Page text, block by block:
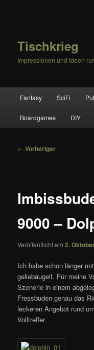
Tischkrieg
Impressionen und Ideen
Fantasy SciFi
Boardgames DIY
Beitragsnavigation
← Vorheriger
9000 –
Veröffentlicht am2.
Ich habe schon länger
geliebäugelt. Für meine
Szenerie in einem
Fressbuden genau das
leckeren Angebot rund
Volltreffer.